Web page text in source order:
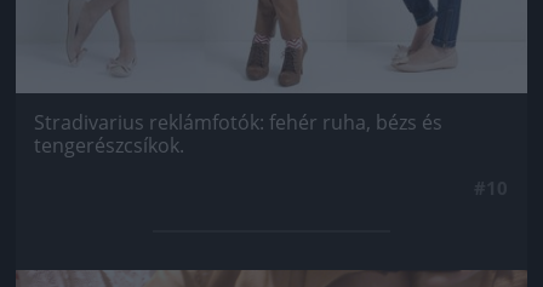
Stradivarius reklámfotók: fehér ruha, bézs és
tengerészcsíkok.